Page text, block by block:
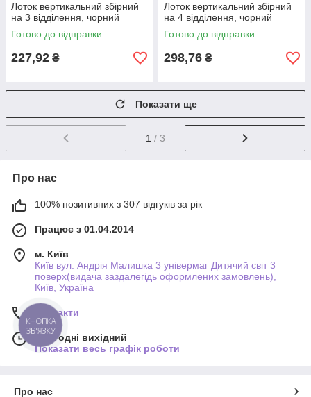
Лоток вертикальний збірний
на 3 відділення, чорний
Готово до відправки
227,92 ₴
Лоток вертикальний збірний
на 4 відділення, чорний
Готово до відправки
298,76 ₴
Показати ще
1 / 3
Про нас
100% позитивних з 307 відгуків за рік
Працює з 01.04.2014
м. Київ
Київ вул. Андрія Малишка 3 універмаг Дитячий світ 3
поверх(видача заздалегідь оформлених замовлень),
Київ, Україна
Контакти
Сьогодні вихідний
Показати весь графік роботи
Про нас
КНОПКА
ЗВ'ЯЗКУ